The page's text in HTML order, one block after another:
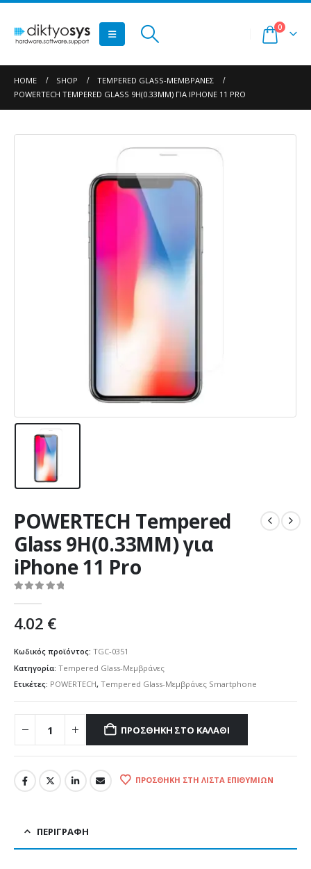
0
HOME SHOP
TEMPERED GLASS-ΜΕΜΒΡΆΝΕΣ
POWERTECH TEMPERED GLASS 9H(0.33MM) ΓΙΑ IPHONE 11 PRO
POWERTECH Tempered
Glass 9H(0.33MM) για
iPhone 11 Pro
4.02 €
Κωδικός προϊόντος: TGC-0351
Κατηγορία: Tempered Glass-Μεμβράνες
Ετικέτες: POWERTECH, Tempered Glass-Μεμβράνες Smartphone
ΠΡΟΣΘΉΚΗ ΣΤΟ ΚΑΛΆΘΙ
ΠΡΟΣΘΉΚΗ ΣΤΗ ΛΊΣΤΑ ΕΠΙΘΥΜΙΏΝ
ΠΕΡΙΓΡΑΦΉ